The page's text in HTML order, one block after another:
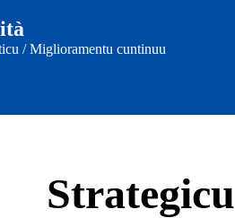
/ Miglioramentu cuntinuu
Strategicu